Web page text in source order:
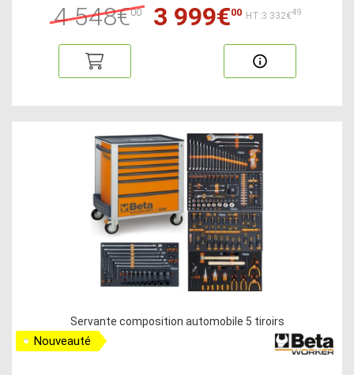
4 548€00 3 999€00 HT:3 332€49
Servante composition automobile 5 tiroirs
Nouveauté